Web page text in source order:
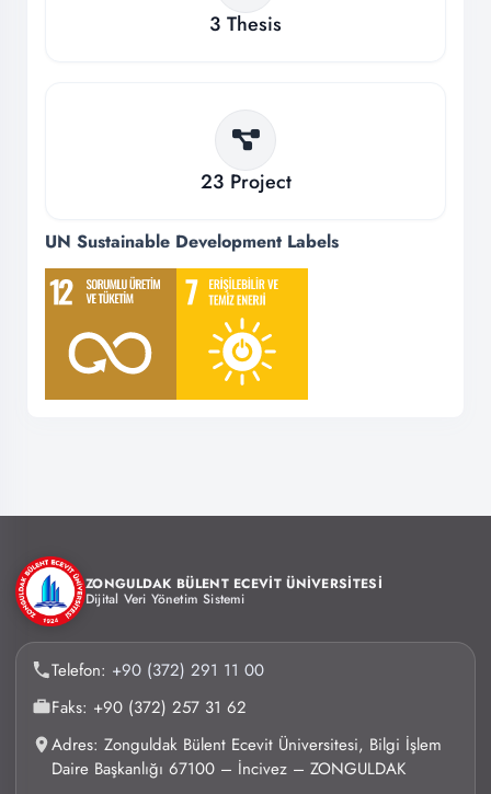
3 Thesis
23 Project
UN Sustainable Development Labels
ZONGULDAK BÜLENT ECEVİT ÜNİVERSİTESİ
Dijital Veri Yönetim Sistemi
Telefon: +90 (372) 291 11 00
Faks: +90 (372) 257 31 62
Adres: Zonguldak Bülent Ecevit Üniversitesi, Bilgi İşlem
Daire Başkanlığı 67100 – İncivez – ZONGULDAK